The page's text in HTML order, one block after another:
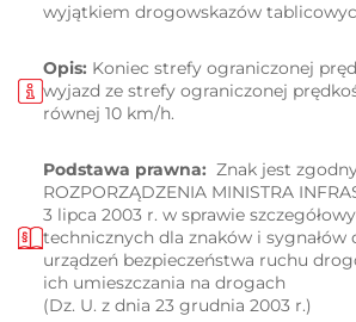
wyjątkiem drogowskazów
Opis: Koniec strefy ograniczonej
wyjazd ze strefy ograniczonej
równej 10 km/h.
Podstawa prawna: Znak jest
ROZPORZĄDZENIA MINISTRA
3 lipca 2003 r. w sprawie
technicznych dla znaków i sygnałów
urządzeń bezpieczeństwa ruchu
ich umieszczania na drogach
(Dz. U. z dnia 23 grudnia 2003 r.)